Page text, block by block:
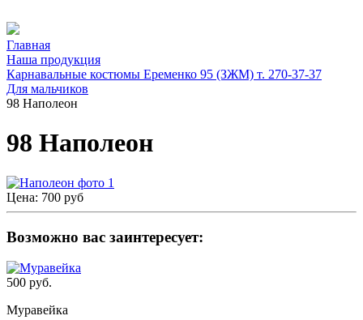
Главная
Наша продукция
Карнавальные костюмы Еременко 95 (ЗЖМ) т. 270-37-37
Для мальчиков
98 Наполеон
98 Наполеон
Цена: 700 руб
Возможно вас заинтересует:
500 руб.
Муравейка